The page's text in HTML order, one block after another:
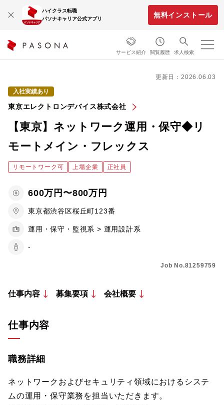
ハイクラス転職
パソナキャリア公式アプリ
無料インストール
サービス紹介 閲覧履歴 求人検索
更新日：2026.06.03
入社実績あり
東京エレクトロンデバイス株式会社
【東京】ネットワーク運用・保守◆リ
モートメイン・フレックス
リモートワーク可 上場企業 正社員
600万円〜800万円
東京都渋谷区桜丘町123番
運用・保守・監視系 > 運用設計系
-
Job No.81259759
仕事内容 募集要項 会社概要
仕事内容
職務詳細
ネットワークおよびセキュリティ領域におけるシステ
ムの運用・保守業務を担当いただきます。